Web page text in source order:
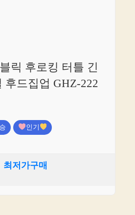
릭 후로킹 터틀 긴
후드집업 GHZ-222
인기
최저가구매